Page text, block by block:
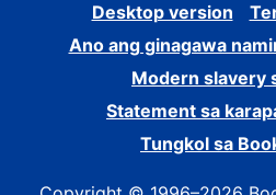
Desktop version
Ano ang ginagawa
Modern slavery
Statement sa
Tungkol sa